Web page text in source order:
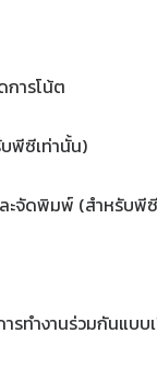
ารโน้ต
พีซีเท่านั้น)
ะจัดพิมพ์ (สำหรับพี
ทำงานร่วมกันแบบ